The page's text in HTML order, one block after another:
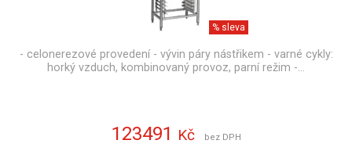
% sleva
- celonerezové provedení - vývin páry nástřikem - varné cykly:
horký vzduch, kombinovaný provoz, parní režim -…
123491 Kč bez DPH